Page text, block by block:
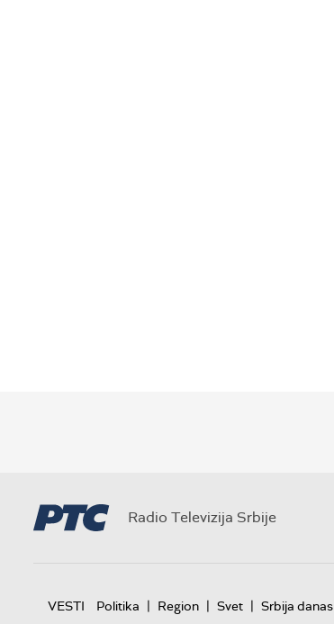
Radio Televizija Srbije
VESTI Politika | Region | Svet | Srbija danas